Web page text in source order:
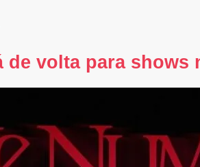
de volta para shows